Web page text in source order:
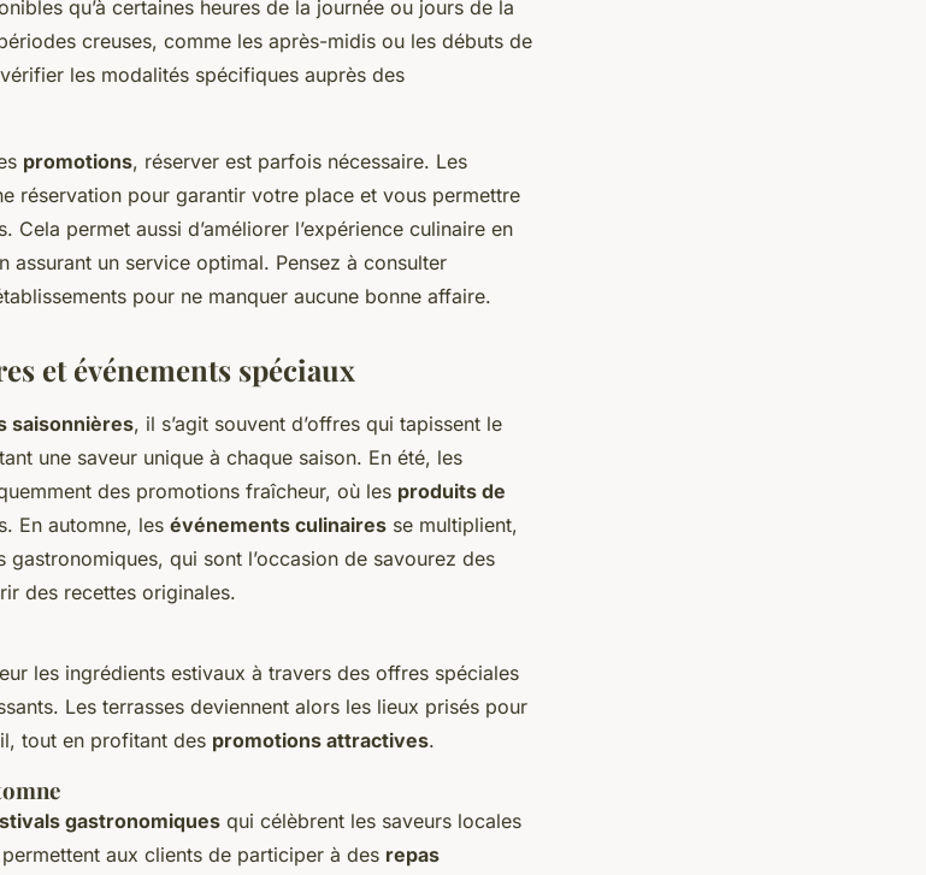
qu’à certaines heures de la journée ou jours de la
creuses, comme les après-midis ou les débuts de
les modalités spécifiques auprès des
promotions, réserver est parfois nécessaire. Les
réservation pour garantir votre place et vous permettre
permet aussi d’améliorer l’expérience culinaire en
assurant un service optimal. Pensez à consulter
pour ne manquer aucune bonne affaire.
et événements spéciaux
saisonnières, il s’agit souvent d’offres qui tapissent le
une saveur unique à chaque saison. En été, les
des promotions fraîcheur, où les produits de
En automne, les événements culinaires se multiplient,
qui sont l’occasion de savourez des
des recettes originales.
les ingrédients estivaux à travers des offres spéciales
Les terrasses deviennent alors les lieux prisés pour
tout en profitant des promotions attractives.
gastronomiques qui célèbrent les saveurs locales
aux clients de participer à des repas